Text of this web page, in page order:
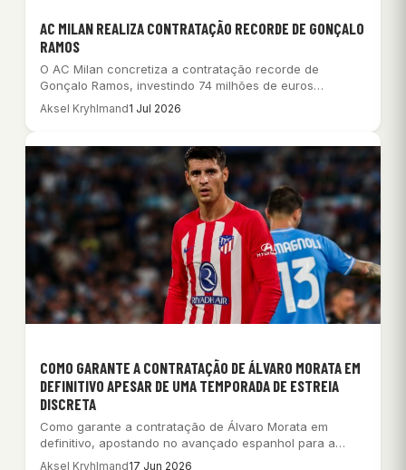
AC MILAN REALIZA CONTRATAÇÃO RECORDE DE GONÇALO
RAMOS
O AC Milan concretiza a contratação recorde de
Gonçalo Ramos, investindo 74 milhões de euros…
Aksel Kryhlmand1 Jul 2026
COMO GARANTE A CONTRATAÇÃO DE ÁLVARO MORATA EM
DEFINITIVO APESAR DE UMA TEMPORADA DE ESTREIA
DISCRETA
Como garante a contratação de Álvaro Morata em
definitivo, apostando no avançado espanhol para a…
Aksel Kryhlmand17 Jun 2026